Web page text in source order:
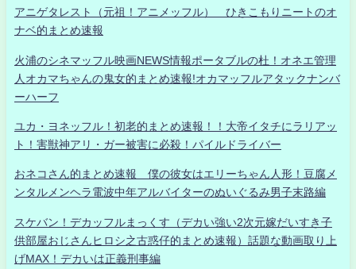
アニゲタレスト（元祖！アニメッフル） ひきこもりニートのオ
ナベ的まとめ速報
火浦のシネマッフル映画NEWS情報ポータブルの杜！オネエ管理
人オカマちゃんの鬼女的まとめ速報!オカマッフルアタックナンバ
ーハーフ
ユカ・ヨネッフル！初老的まとめ速報！！大帝イタチにラリアッ
ト！害獣神アリ・ガー被害に必殺！パイルドライバー
おネコさん的まとめ速報 僕の彼女はエリーちゃん人形！豆腐メ
ンタルメンヘラ電波中年アルバイターのぬいぐるみ男子末路編
スケバン！デカッフルまっくす（デカい強い2次元嫁だいすき子
供部屋おじさんヒロシ之古惑仔的まとめ速報）話題な動画取り上
げMAX！デカいは正義刑事編